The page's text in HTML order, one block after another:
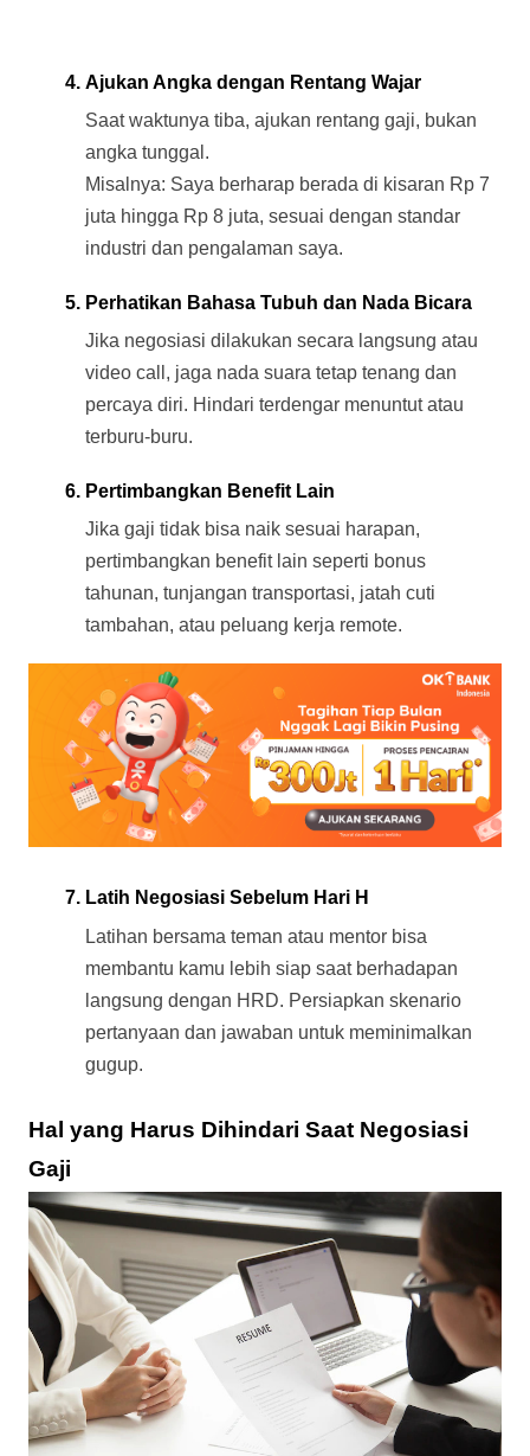
Ajukan Angka dengan Rentang Wajar
Saat waktunya tiba, ajukan rentang gaji, bukan
angka tunggal.
Misalnya: Saya berharap berada di kisaran Rp 7
juta hingga Rp 8 juta, sesuai dengan standar
industri dan pengalaman saya.
Perhatikan Bahasa Tubuh dan Nada Bicara
Jika negosiasi dilakukan secara langsung atau
video call, jaga nada suara tetap tenang dan
percaya diri. Hindari terdengar menuntut atau
terburu-buru.
Pertimbangkan Benefit Lain
Jika gaji tidak bisa naik sesuai harapan,
pertimbangkan benefit lain seperti bonus
tahunan, tunjangan transportasi, jatah cuti
tambahan, atau peluang kerja remote.
Latih Negosiasi Sebelum Hari H
Latihan bersama teman atau mentor bisa
membantu kamu lebih siap saat berhadapan
langsung dengan HRD. Persiapkan skenario
pertanyaan dan jawaban untuk meminimalkan
gugup.
Hal yang Harus Dihindari Saat Negosiasi
Gaji